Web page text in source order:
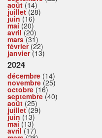
août (14)
juillet(28)
juin (16)
mai (20)
avril(20)
mars(31)
février(22)
janvier(13)
2024
décembre (14)
novembre (25)
octobre (16)
septembre (40)
août (25)
juillet(29)
juin (13)
mai (13)
avril(17)